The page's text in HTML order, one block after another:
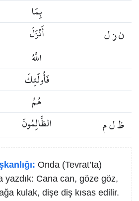
بِمَا
أَنْزَلَ ن ز ل
اللَّهُ
فَأُولَٰئِكَ
هُمُ
الظَّالِمُونَ ظ ل م
Onda (Tevrat’ta)
yazdık: Cana can, göze göz,
kulak, dişe diş kısas edilir.